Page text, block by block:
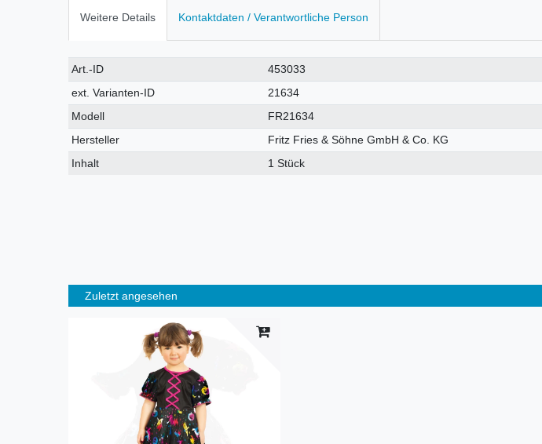
Weitere Details Kontaktdaten / Verantwortliche Person
Technisches
Merkmal
Wert
Art.-ID
453033
ext. Varianten-ID
21634
Modell
FR21634
Hersteller
Fritz Fries & Söhne GmbH & Co. KG
Inhalt
1 Stück
Zuletzt angesehen